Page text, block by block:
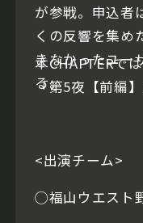
が参戦。申込者
くの反響を集め
きなかったユー
る。
本CHAPTERで
「第5夜【前編
<出演チーム>
◯福山ウエスト